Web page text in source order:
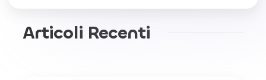
Articoli Recenti